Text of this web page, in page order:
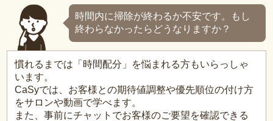
時間内に掃除が終わるか不安です。もし
終わらなかったらどうなりますか？
慣れるまでは「時間配分」を悩まれる方もいらっしゃ
います。
CaSyでは、お客様との期待値調整や優先順位の付け方
をサロンや動画で学べます。
また、事前にチャットでお客様のご要望を確認できる